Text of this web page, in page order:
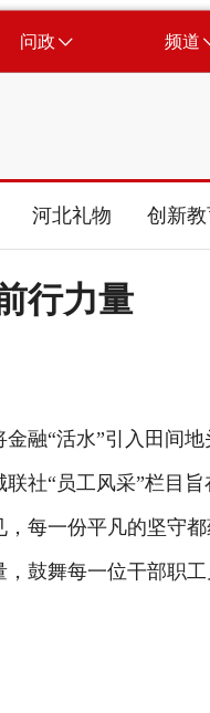
问政 频道
河北礼物 创新教
行力量
金融“活水”引入田间
联社“员工风采”栏目
每一份平凡的坚守
鼓舞每一位干部职工